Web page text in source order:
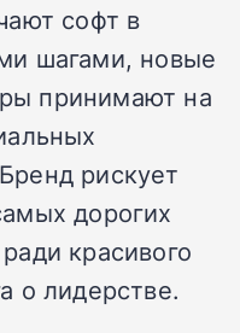
софт в
шагами, новые
принимают на
рискует
дорогих
красивого
о лидерстве.